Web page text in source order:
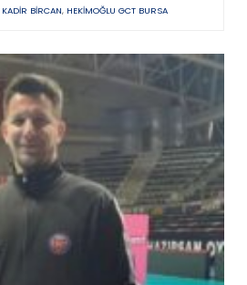
KADIR BIRCAN, HEKIMOĞLU GCT BURSA